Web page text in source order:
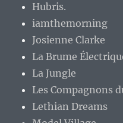
Hubris.
iamthemorning
Josienne Clarke
La Brume
La Jungle
Les Compagnons
Lethian Dreams